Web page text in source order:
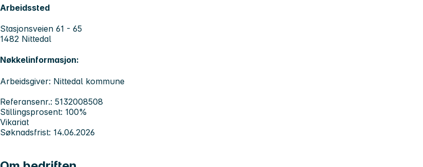
Arbeidssted
Stasjonsveien 61 - 65
1482 Nittedal
Nøkkelinformasjon:
Arbeidsgiver: Nittedal kommune
Referansenr.: 5132008508
Stillingsprosent: 100%
Vikariat
Søknadsfrist: 14.06.2026